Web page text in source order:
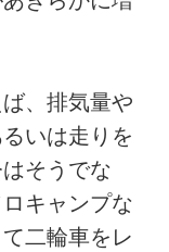
、排気量や
いは走りを
そうでな
キャンプな
二輪車をレ